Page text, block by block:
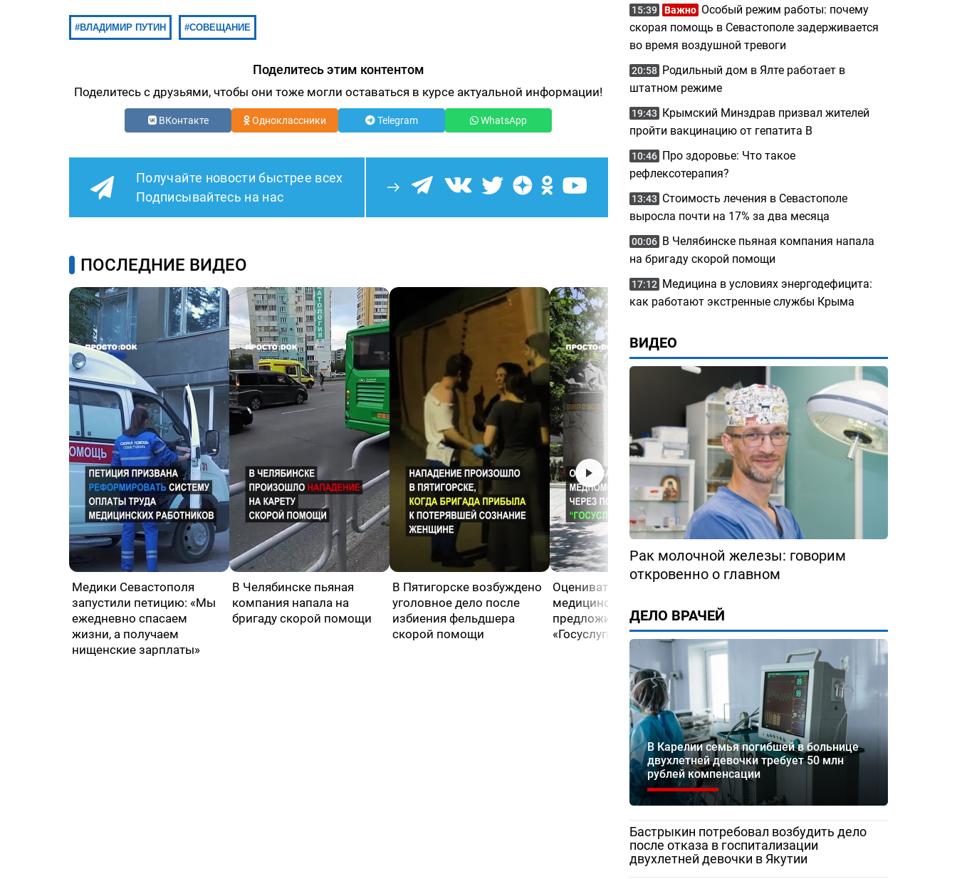
ВЛАДИМИР ПУТИН СОВЕЩАНИЕ
Поделитесь этим контентом
Поделитесь с друзьями, чтобы они тоже могли оставаться в курсе актуальной информации!
ВКонтакте Одноклассники Telegram WhatsApp
Получайте новости быстрее всех
Подписывайтесь на нас
ПОСЛЕДНИЕ ВИДЕО
Медики Севастополя
запустили петицию: «Мы
ежедневно спасаем
жизни, а получаем
нищенские зарплаты»
В Челябинске пьяная
компания напала на
бригаду скорой помощи
В Пятигорске возбуждено
уголовное дело после
избиения фельдшера
скорой помощи
Оценивать качество
медицинской помощи
предложили через портал
«Госуслуги»
Гатчинской межрайонной
больнице
и Бастрыкину
15:39 Важно Особый режим работы: почему
скорая помощь в Севастополе задерживается
во время воздушной тревоги
20:58 Родильный дом в Ялте работает в
штатном режиме
19:43
Крымский Минздрав призвал жителей
пройти вакцинацию от гепатита B
10:46 Про здоровье: Что такое
рефлексотерапия?
13:43 Стоимость лечения в Севастополе
выросла почти на 17% за два месяца
00:06 В Челябинске пьяная компания напала
на бригаду скорой помощи
17:12 Медицина в условиях энергодефицита:
как работают экстренные службы Крыма
ВИДЕО
Рак молочной железы: говорим
откровенно о главном
ДЕЛО ВРАЧЕЙ
В Карелии семья погибшей в больнице
двухлетней девочки требует 50 млн
рублей компенсации
Бастрыкин потребовал возбудить дело
после отказа в госпитализации
двухлетней девочки в Якутии